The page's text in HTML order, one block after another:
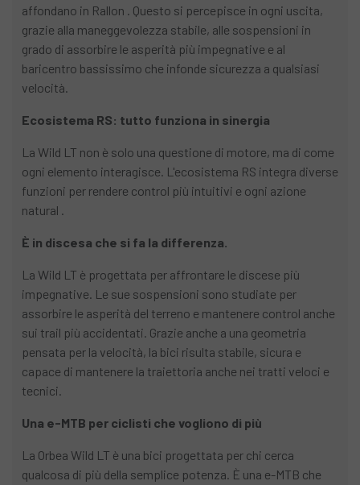
affondano in Rallon . Questo si percepisce in ogni uscita,
grazie alla maneggevolezza stabile, alle sospensioni in
grado di assorbire le asperità più impegnative e al
baricentro bassissimo che infonde sicurezza a qualsiasi
velocità.
Ecosistema RS: tutto funziona in sinergia
La Wild LT non è solo una questione di motore, ma di come
ogni elemento interagisce. L'ecosistema RS integra diverse
funzioni per rendere control più intuitivi e ogni azione
natural .
È in discesa che si fa la differenza.
La Wild LT è progettata per affrontare le discese più
impegnative. Le sue sospensioni sono studiate per
assorbire le asperità del terreno e mantenere control anche
sui trail più accidentati. Grazie anche a una geometria
pensata per la velocità, la bici risulta stabile, sicura e
capace di mantenere la traiettoria anche nei tratti veloci e
tecnici.
Una e-MTB per ciclisti che vogliono di più
La Orbea Wild LT è una bici progettata per chi cerca
qualcosa di più della semplice potenza. È una e-MTB che